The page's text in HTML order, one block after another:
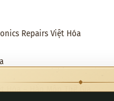
Repairs Việt Hóa
Hóa – Hào Môn Thế Gia
◆